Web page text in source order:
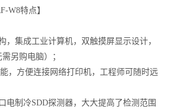
W8特点】
，集成工业计算机，双触摸屏显示设计，
另购电脑）；
能，方便连接网络打印机，工程师可随时远
电制冷SDD探测器，大大提高了检测范围